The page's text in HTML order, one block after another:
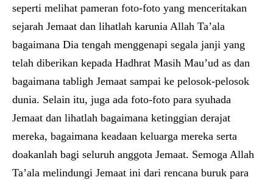
seperti melihat pameran foto-foto yang menceritakan
sejarah Jemaat dan lihatlah karunia Allah Ta’ala
bagaimana Dia tengah menggenapi segala janji yang
telah diberikan kepada Hadhrat Masih Mau’ud as dan
bagaimana tabligh Jemaat sampai ke pelosok-pelosok
dunia. Selain itu, juga ada foto-foto para syuhada
Jemaat dan lihatlah bagaimana ketinggian derajat
mereka, bagaimana keadaan keluarga mereka serta
doakanlah bagi seluruh anggota Jemaat. Semoga Allah
Ta’ala melindungi Jemaat ini dari rencana buruk para